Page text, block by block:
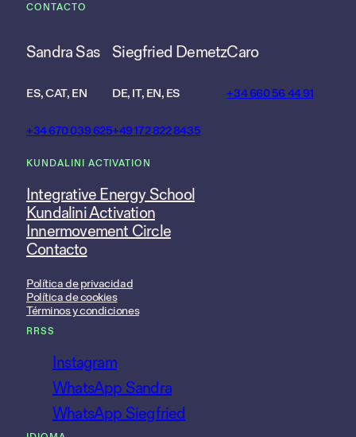
CONTACTO
Sandra Sas
ES, CAT, EN
+34 670 039 625
Siegfried Demetz
DE, IT, EN, ES
+49 172 822 8435
Caro
+34 660 56 44 91
KUNDALINI ACTIVATION
Integrative Energy School
Kundalini Activation
Innermovement Circle
Contacto
Política de privacidad
Política de cookies
Términos y condiciones
RRSS
Instagram
WhatsApp Sandra
WhatsApp Siegfried